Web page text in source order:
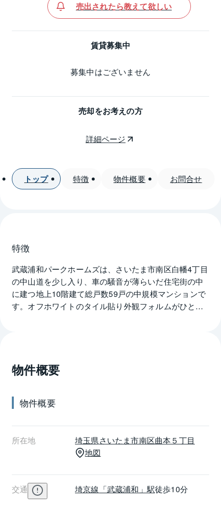
売出されたら教えて欲しい
賃貸募集中
募集中はございません
売却をお考えの方
詳細ページ
トップ 特徴 物件概要 お問合せ
特徴
武蔵浦和パークホームズは、さいたま市南区白幡4丁目
の中山道を少し入り、車の騒音が薄らいだ住宅街の中
に建つ地上10階建て総戸数59戸の中規模マンションで
す。オフホワイトのタイル貼り外観フォルムがひとき
はTVモニター付きインターホンを装備し、24時間マン
ションの安全を監視する「ベルボーイシステム」を導
た、CATV、BSアンテナ、インターネットに対応して
3LDK(専有面積57㎡～69.75㎡)でバリエーションに富
んだファミリー向けプランです。コンビニエンススト
ア(20m)、スーパー(200m)、郵便局(420m)などが身近
物件概要
物件概要
所在地 埼玉県さいたま市南区曲本５丁目
地図
交通 埼京線 「武蔵浦和」駅徒歩10分